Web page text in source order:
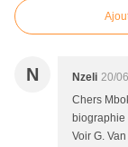
N Nzeli 20/
Chers
biographie
Voir G.